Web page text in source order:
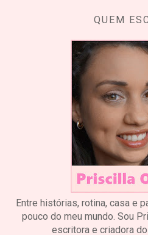
QUEM
Entre histórias, rotina, casa e
pouco do meu mundo. Sou
escritora e criadora